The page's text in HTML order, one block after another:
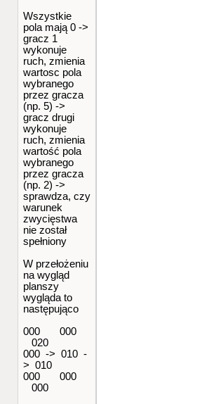
Wszystkie
pola mają 0 ->
gracz 1
wykonuje
ruch, zmienia
wartosc pola
wybranego
przez gracza
(np. 5) ->
gracz drugi
wykonuje
ruch, zmienia
wartość pola
wybranego
przez gracza
(np. 2) ->
sprawdza, czy
warunek
zwycięstwa
nie został
spełniony
W przełożeniu
na wygląd
planszy
wygląda to
następująco
000 000
020
000 -> 010 -
> 010
000 000
000